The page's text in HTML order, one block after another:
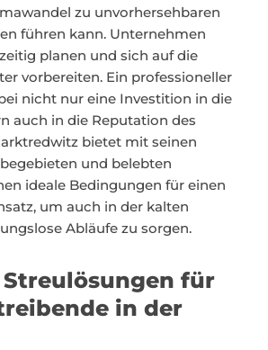
zu unvorhersehbaren
führen kann. Unternehmen
planen und sich auf die
vorbereiten. Ein professioneller
nicht nur eine Investition in die
auch in die Reputation des
bietet mit seinen
und belebten
ideale Bedingungen für einen
um auch in der kalten
Abläufe zu sorgen.
für
in der